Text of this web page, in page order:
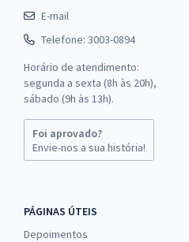
E-mail
Telefone: 3003-0894
Horário de atendimento:
segunda a sexta (8h às 20h),
sábado (9h às 13h).
Foi aprovado?
Envie-nos a sua história!
PÁGINAS ÚTEIS
Depoimentos